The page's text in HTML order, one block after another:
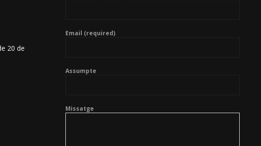
20 de
Email (required)
Assumpte
Missatge